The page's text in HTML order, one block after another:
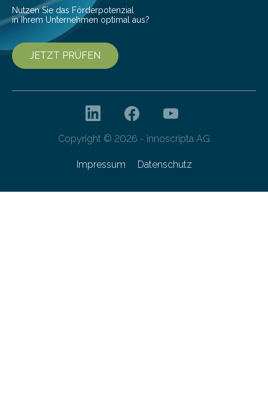
Nutzen Sie das Förderpotenzial
in Ihrem Unternehmen optimal aus?
JETZT PRÜFEN
Copyright © 2026 - innoscripta AG
Impressum Datenschutz